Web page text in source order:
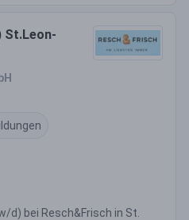
St.Leon-
bei Resch&Frisch in St.